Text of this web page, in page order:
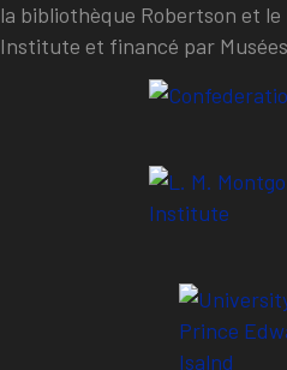
la bibliothèque Robertson et
Institute et financé par